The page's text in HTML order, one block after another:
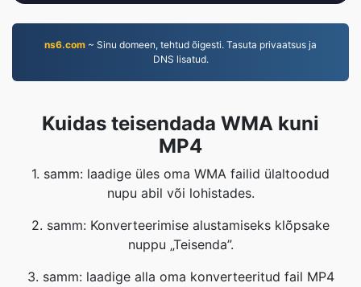
ns6.com ~ Sinu domeen, tehtud õigesti. Tasuta privaatsus ja
DNS lisatud.
Kuidas teisendada WMA kuni
MP4
1. samm: laadige üles oma WMA failid ülaltoodud
nupu abil või lohistades.
2. samm: Konverteerimise alustamiseks klõpsake
nuppu „Teisenda”.
3. samm: laadige alla oma konverteeritud fail MP4